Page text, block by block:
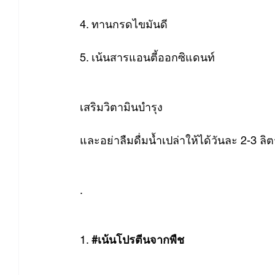
4. ทานกรดไขมันดี
5. เน้นสารแอนตี้ออกซิแดนท์
เสริมวิตามินบำรุง
และอย่าลืมดื่มน้ำเปล่าให้ได้วันละ 2-3 ลิ
.
1. #เน้นโปรตีนจากพืช